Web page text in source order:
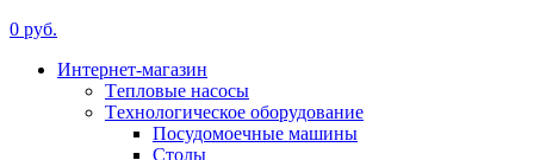
0 руб.
Интернет-магазин
Tепловые насосы
Tехнологическое оборудование
Посудомоечные машины
Столы